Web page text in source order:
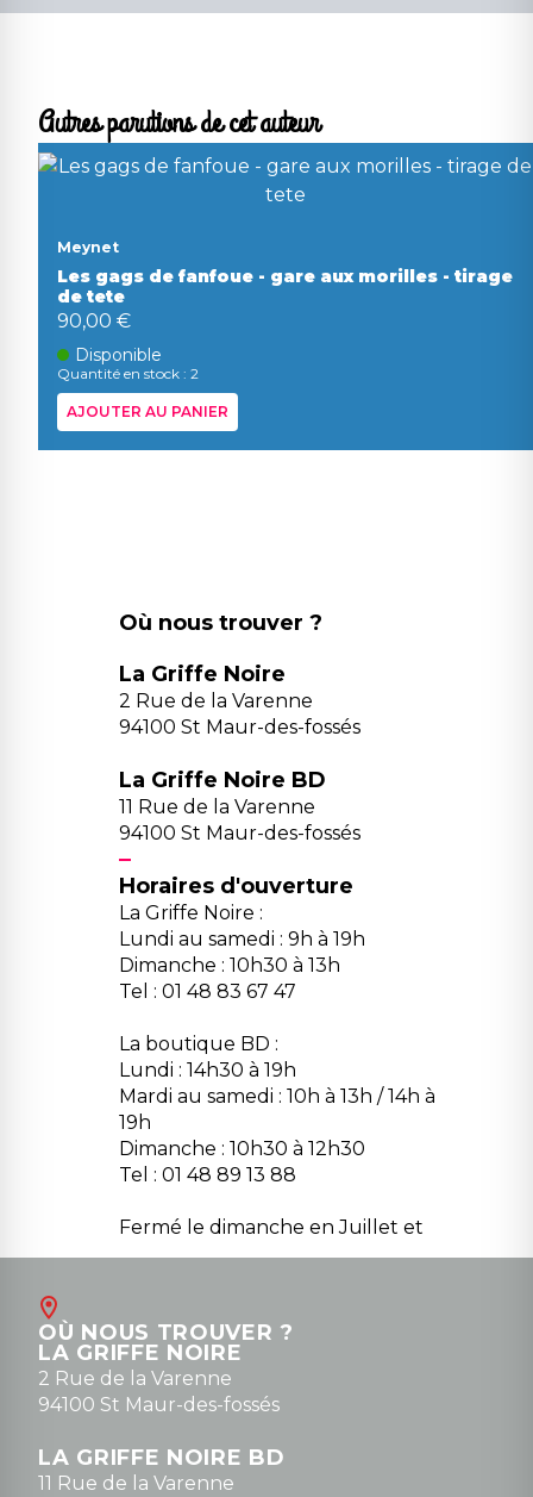
Autres parutions de cet auteur
Meynet
Les gags de fanfoue - gare aux morilles - tirage
de tete
90,00 €
Disponible
Quantité en stock : 2
AJOUTER AU PANIER
Où nous trouver ?
La Griffe Noire
2 Rue de la Varenne
94100 St Maur-des-fossés
La Griffe Noire BD
11 Rue de la Varenne
94100 St Maur-des-fossés
Horaires d'ouverture
La Griffe Noire :
Lundi au samedi : 9h à 19h
Dimanche : 10h30 à 13h
Tel : 01 48 83 67 47
La boutique BD :
Lundi : 14h30 à 19h
Mardi au samedi : 10h à 13h / 14h à
19h
Dimanche : 10h30 à 12h30
Tel : 01 48 89 13 88
Fermé le dimanche en Juillet et
Août
contact@la-griffe-noire.com
0148836747
OÙ NOUS TROUVER ?
LA GRIFFE NOIRE
2 Rue de la Varenne
94100 St Maur-des-fossés
LA GRIFFE NOIRE BD
11 Rue de la Varenne